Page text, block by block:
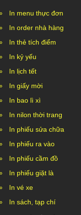
In menu thực đơn
In order nhà hàng
In thẻ tích điểm
In kỷ yếu
In lịch tết
In giấy mời
In bao lì xì
In nilon thời trang
In phiếu sửa chữa
In phiếu ra vào
In phiếu cầm đồ
In phiếu giặt là
In vé xe
In sách, tạp chí